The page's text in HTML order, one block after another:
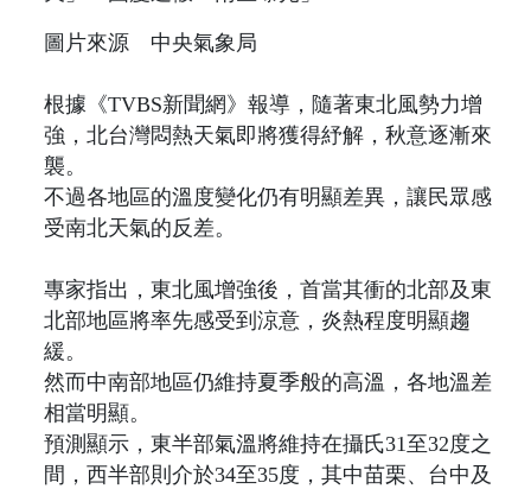
圖片來源 中央氣象局
根據《TVBS新聞網》報導，隨著東北風勢力增
強，北台灣悶熱天氣即將獲得紓解，秋意逐漸來
襲。
不過各地區的溫度變化仍有明顯差異，讓民眾感
受南北天氣的反差。
專家指出，東北風增強後，首當其衝的北部及東
北部地區將率先感受到涼意，炎熱程度明顯趨
緩。
然而中南部地區仍維持夏季般的高溫，各地溫差
相當明顯。
預測顯示，東半部氣溫將維持在攝氏31至32度之
間，西半部則介於34至35度，其中苗栗、台中及